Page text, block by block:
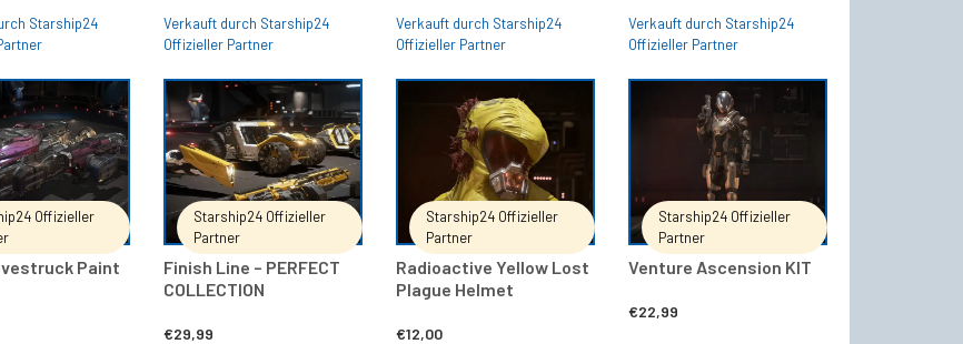
Starship24
Verkauft durch Starship24
Offizieller Partner
Verkauft durch Starship24
Offizieller Partner
Verkauft durch Starship24
Offizieller Partner
Offizieller
Paint
IN DEN WARENKORB
Starship24 Offizieller
Partner
Finish Line – PERFECT
COLLECTION
€29,99
IN DEN WARENKORB
Starship24 Offizieller
Partner
Radioactive Yellow Lost
Plague Helmet
€12,00
IN DEN WARENKORB
Starship24 Offizieller
Partner
Venture Ascension KIT
€22,99